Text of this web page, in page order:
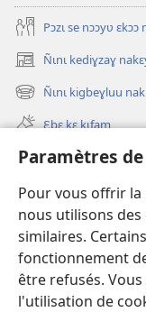
Paramètres
Pour vous offrir la
nous utilisons
similaires.
fonctionnement
être refusés.
l'utilisation de
Pɔzɩ se nɔɔyʋ ɛkɔɔ
Ñɩnɩ kediɣzaɣ
(ouvre
une
nouvelle
fenêtre)
Ñɩnɩ kigbeɣluu
(ouvre
une
fenêtre)
Ɛbɛ kɛ kɩfam
Videowaa
Search
Sɩnʋʋ
Haɖɛ
(ouvre
une